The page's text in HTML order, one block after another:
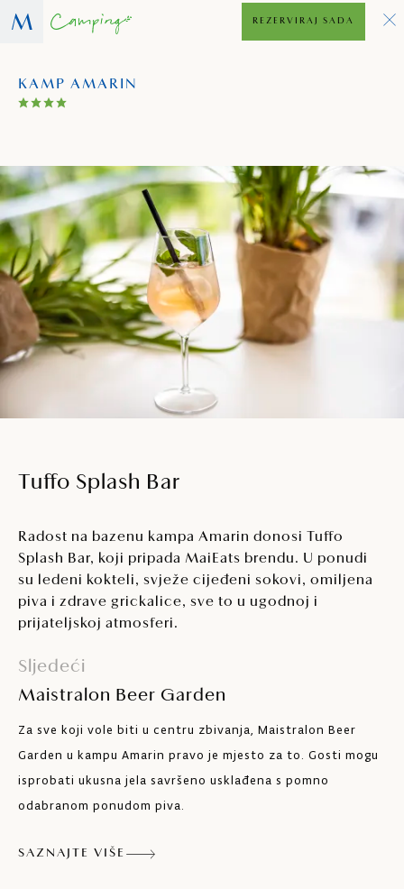
KAMP AMARIN
REZERVIRAJ SADA
Tuffo Splash Bar
Radost na bazenu kampa Amarin donosi Tuffo
Splash Bar, koji pripada MaiEats brendu. U ponudi
su ledeni kokteli, svježe cijeđeni sokovi, omiljena
piva i zdrave grickalice, sve to u ugodnoj i
prijateljskoj atmosferi.
Sljedeći
Maistralon Beer Garden
Za sve koji vole biti u centru zbivanja, Maistralon Beer
Garden u kampu Amarin pravo je mjesto za to. Gosti mogu
isprobati ukusna jela savršeno usklađena s pomno
odabranom ponudom piva.
SAZNAJTE VIŠE